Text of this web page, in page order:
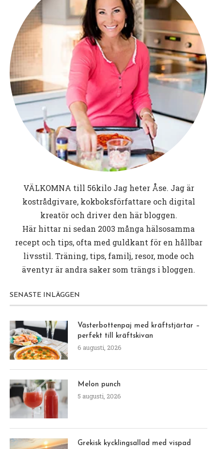
VÄLKOMNA till 56kiloJag heter Åse. Jag är
kostrådgivare, kokboksförfattare och digital
kreatör och driver den här bloggen.
Här hittar ni sedan 2003 många hälsosamma
recept och tips, ofta med guldkant för en hållbar
livsstil. Träning, tips, familj, resor, mode och
äventyr är andra saker som trängs i bloggen.
SENASTE INLÄGGEN
Västerbottenpaj med kräftstjärtar –
perfekt till kräftskivan
6 augusti, 2026
Melon punch
5 augusti, 2026
Grekisk kycklingsallad med vispad